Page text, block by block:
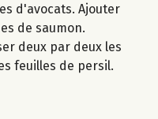
d'avocats. Ajouter
de saumon.
deux par deux les
feuilles de persil.